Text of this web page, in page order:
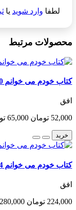
لطفا وارد شوید یا
محصولات مرتبط
کتاب خودم می خوانم 20 : ورزش
افق
52,000 تومان 65,000 تومان
خرید
کتاب خودم می خوانم 24 : خرس
افق
224,000 تومان 280,000 تومان